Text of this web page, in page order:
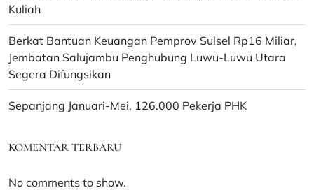
Kuliah
Berkat Bantuan Keuangan Pemprov Sulsel Rp16 Miliar,
Jembatan Salujambu Penghubung Luwu-Luwu Utara
Segera Difungsikan
Sepanjang Januari-Mei, 126.000 Pekerja PHK
KOMENTAR TERBARU
No comments to show.